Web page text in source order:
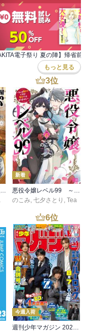
もっと見る
異世界居酒屋「のぶ」(22)
,転
3位
新着
悪役令嬢レベル99 ～私は裏ボスですが魔王ではありません～ その６
のこみ, 七夕さとり , Tea
6位
今週入荷
週刊少年マガジン 2026年36・37号[2026年8月5日発売]